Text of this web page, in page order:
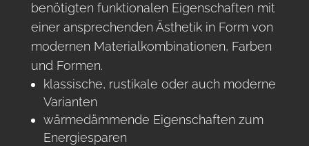
benötigten funktionalen Eigenschaften mit
einer ansprechenden Ästhetik in Form von
modernen Materialkombinationen, Farben
und Formen.
klassische, rustikale oder auch moderne
Varianten
wärmedämmende Eigenschaften zum
Energiesparen